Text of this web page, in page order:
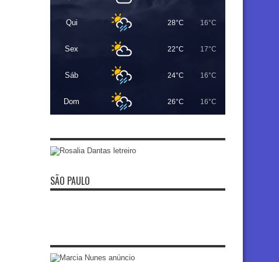
Qui 28°C 16°C
Sex 22°C 17°C
Sáb 24°C 16°C
Dom 26°C 16°C
SÃO PAULO